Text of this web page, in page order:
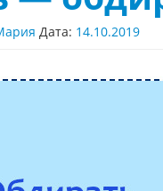
Дата: 14.10.2019